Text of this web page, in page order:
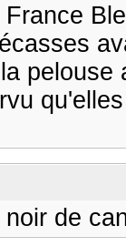
pelouse
de